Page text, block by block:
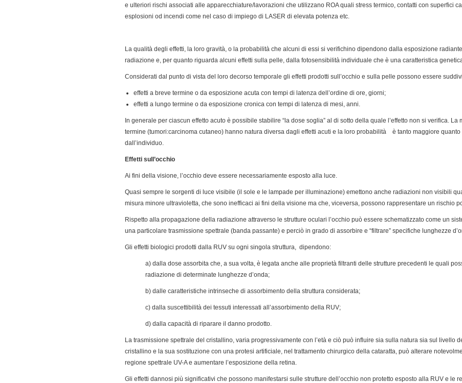
e ulteriori rischi associati alle apparecchiature/lavorazioni che utilizzano ROA quali stress termico, contatti con superfici
esplosioni od incendi come nel caso di impiego di LASER di elevata potenza etc.
La qualità degli effetti, la loro gravità, o la probabilità che alcuni di essi si verifichino dipendono dalla esposizione
radiazione e, per quanto riguarda alcuni effetti sulla pelle, dalla fotosensibilità individuale che è una caratteristica
Considerati dal punto di vista del loro decorso temporale gli effetti prodotti sull’occhio e sulla pelle possono essere
effetti a breve termine o da esposizione acuta con tempi di latenza dell’ordine di ore, giorni;
effetti a lungo termine o da esposizione cronica con tempi di latenza di mesi, anni.
In generale per ciascun effetto acuto è possibile stabilire “la dose soglia” al di sotto della quale l’effetto non si verifica.
termine (tumori:carcinoma cutaneo) hanno natura diversa dagli effetti acuti e la loro probabilità è tanto maggiore
dall’individuo.
Effetti sull’occhio
Ai fini della visione, l’occhio deve essere necessariamente esposto alla luce.
Quasi sempre le sorgenti di luce visibile (il sole e le lampade per illuminazione) emettono anche radiazioni non visibili
misura minore ultravioletta, che sono inefficaci ai fini della visione ma che, viceversa, possono rappresentare un rischio
Rispetto alla propagazione della radiazione attraverso le strutture oculari l’occhio può essere schematizzato come un
una particolare trasmissione spettrale (banda passante) e perciò in grado di assorbire e “filtrare” specifiche lunghezze
Gli effetti biologici prodotti dalla RUV su ogni singola struttura, dipendono:
a) dalla dose assorbita che, a sua volta, è legata anche alle proprietà filtranti delle strutture precedenti le quali
radiazione di determinate lunghezze d’onda;
b) dalle caratteristiche intrinseche di assorbimento della struttura considerata;
c) dalla suscettibilità dei tessuti interessati all’assorbimento della RUV;
d) dalla capacità di riparare il danno prodotto.
La trasmissione spettrale del cristallino, varia progressivamente con l’età e ciò può influire sia sulla natura sia sul livello
cristallino e la sua sostituzione con una protesi artificiale, nel trattamento chirurgico della cataratta, può alterare
regione spettrale UV-A e aumentare l’esposizione della retina.
Gli effetti dannosi più significativi che possono manifestarsi sulle strutture dell’occhio non protetto esposto alla RUV e le